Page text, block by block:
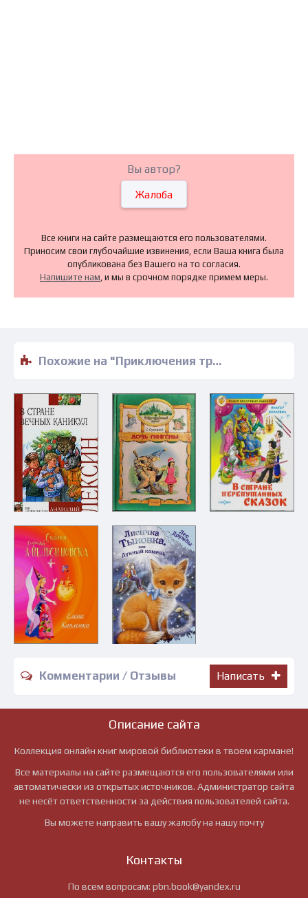
Вы автор?
Жалоба
Все книги на сайте размещаются его пользователями.
Приносим свои глубочайшие извинения, если Ваша книга была
опубликована без Вашего на то согласия.
Напишите нам, и мы в срочном порядке примем меры.
Похожие на "Приключения трех смельчаков - Александр Малиновский" книги читать бесплатно полные версии
Комментарии / Отзывы Написать
Описание сайта
Коллекция онлайн книг мировой библиотеки в твоем кармане!
Все материалы на сайте размещаются его пользователями или
автоматически из открытых источников. Администратор сайта
не несёт ответственности за действия пользователей сайта.
Вы можете направить вашу жалобу на нашу почту
Контакты
По всем вопросам: pbn.book@yandex.ru